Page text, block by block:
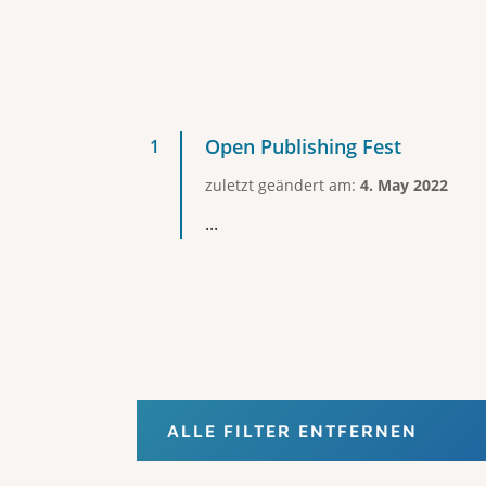
Open Publishing Fest
zuletzt geändert am: 4. May 2022
...
ALLE FILTER ENTFERNEN